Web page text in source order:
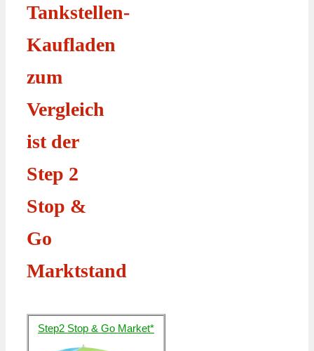
Tankstellen-
Kaufladen
zum
Vergleich
ist der
Step 2
Stop &
Go
Marktstand
Step2 Stop & Go Market*